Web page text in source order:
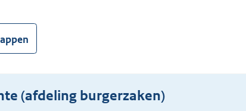
(afdeling burgerzaken)